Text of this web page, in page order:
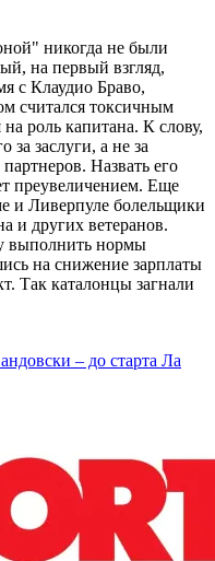
никогда не были
на первый взгляд,
с Клаудио Браво,
считался токсичным
роль капитана. К слову,
за заслуги, а не за
Назвать его
преувеличением. Еще
и Ливерпуле болельщики
и других ветеранов.
выполнить нормы
на снижение зарплаты
Так каталонцы загнали
– до старта Ла